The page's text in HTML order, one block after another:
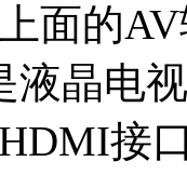
面的
液晶电
接